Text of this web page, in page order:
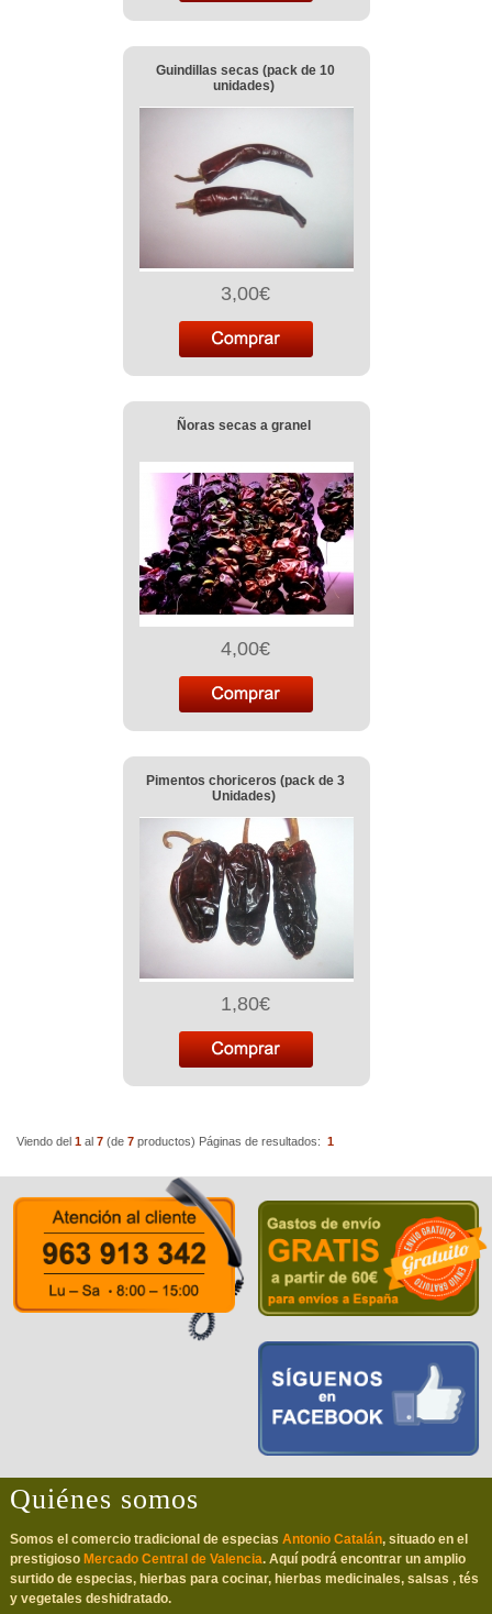
Guindillas secas (pack de 10
unidades)
3,00€
Ñoras secas a granel
4,00€
Pimentos choriceros (pack de 3
Unidades)
1,80€
Viendo del 1 al 7 (de 7 productos) Páginas de resultados: 1
Quiénes somos
Somos el comercio tradicional de especias Antonio Catalán, situado en el
prestigioso Mercado Central de Valencia. Aquí podrá encontrar un amplio
surtido de especias, hierbas para cocinar, hierbas medicinales, salsas , tés
y vegetales deshidratado.